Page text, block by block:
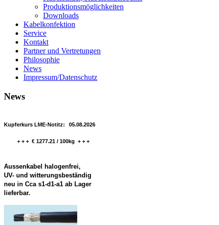
Produktionsmöglichkeiten
Downloads
Kabelkonfektion
Service
Kontakt
Partner und Vertretungen
Philosophie
News
Impressum/Datenschutz
News
Kupferkurs LME-Notitz: 05.08.2026
+ + + € 1277.21 / 100kg + + +
Aussenkabel halogenfrei,
UV- und witterungsbeständig
neu in Cca s1-d1-a1 ab Lager
lieferbar.